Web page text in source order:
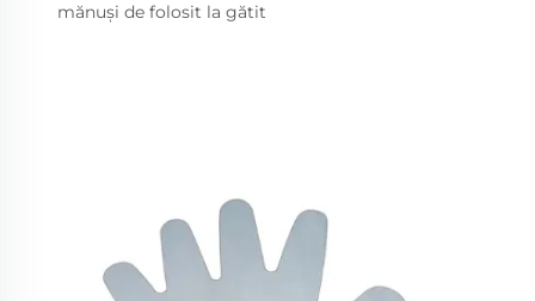
mănuși de folosit la gătit